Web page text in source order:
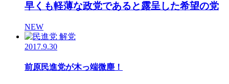
早くも軽薄な政党であると露呈した希望の党
NEW
2017.9.30
前原民進党が木っ端微塵！